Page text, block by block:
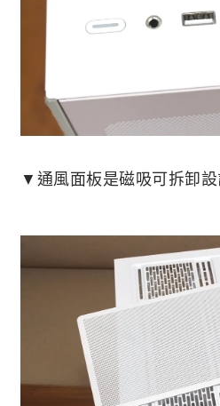
▼通風面板是磁吸可拆卸